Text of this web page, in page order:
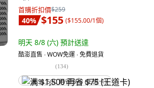
首購折扣價$259
40% $155 ($155.00/1個)
明天 8/8 (六) 預計送達
酷澎直售 ∙ WOW免運 ∙ 免費退貨
(134)
满 $1,500 再省 $75 (王道卡)